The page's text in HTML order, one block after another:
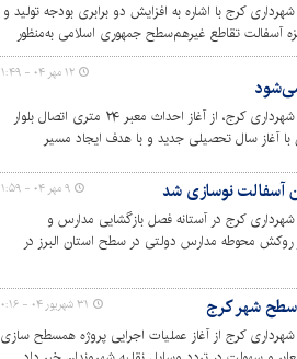
کرج با اشاره به افزایش دو برابری بودجه تولید و
آسفالت تقاطع غیرهم‌سطح جمهوری اسلامی به‌منظور
شهروندان خبر داد.
سرپرست سازمان عمران و بازآفرینی فضاهای شهری شهرداری کرج، از آغاز احداث معبر ۲۴ متری اتصال بلوار
با آغاز سال تحصیلی جدید و با هدف ایجاد مسیر
۱۲ مهر ۰۴ - ۱۱:۴۹
کرج در آستانه فصل بازگشایی مدارس و
روکش محوطه مدارس دولتی در سطح استان البرز در
۹ مهر ۰۴ - ۱۱:۵۹
شهر کرج
کرج از آغاز عملیات اجرایی پروژه همسطح سازی
۳۱ شهریور ۰۴ - ۱۰:۱۶